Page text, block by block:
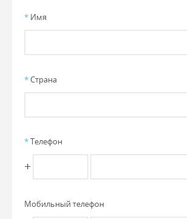
* Имя
*Страна
*Телефон
+
Мобильный телефон